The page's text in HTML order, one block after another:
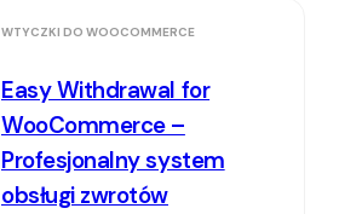
WTYCZKI DO WOOCOMMERCE
Easy Withdrawal for
WooCommerce –
Profesjonalny system
obsługi zwrotów